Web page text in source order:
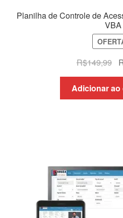
Planilha de Controle de
VBA
R$149,99
O
Adicionar ao